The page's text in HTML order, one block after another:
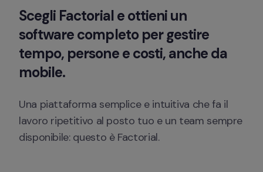
Scegli Factorial e ottieni un
software completo per gestire
tempo, persone e costi, anche da
mobile.
Una piattaforma semplice e intuitiva che fa il
lavoro ripetitivo al posto tuo e un team sempre
disponibile: questo è Factorial.